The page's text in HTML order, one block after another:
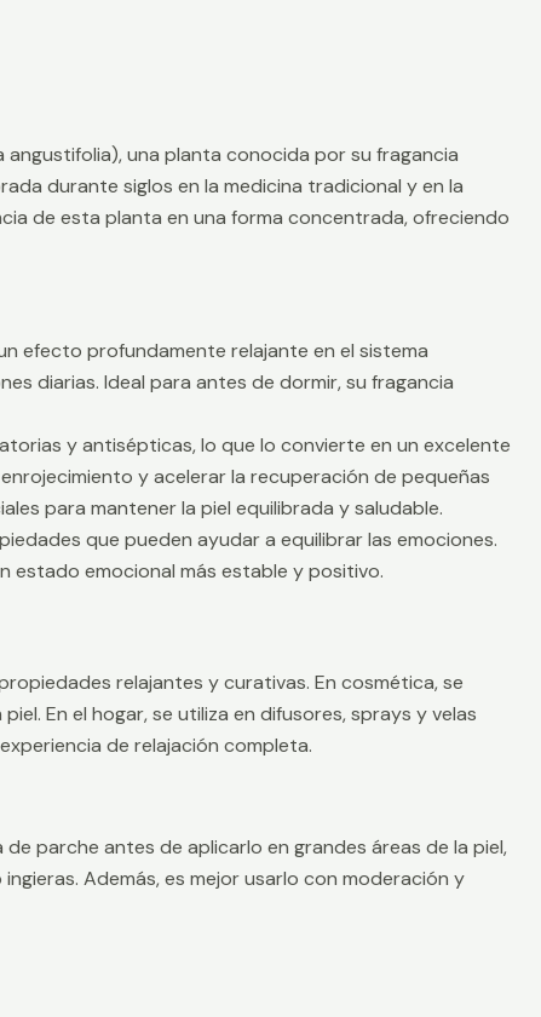
una planta conocida por su fragancia
durante siglos en la medicina tradicional y en la
de esta planta en una forma concentrada, ofreciendo
efecto profundamente relajante en el sistema
diarias. Ideal para antes de dormir, su fragancia
y antisépticas, lo que lo convierte en un excelente
y acelerar la recuperación de pequeñas
para mantener la piel equilibrada y saludable.
que pueden ayudar a equilibrar las emociones.
estado emocional más estable y positivo.
relajantes y curativas. En cosmética, se
En el hogar, se utiliza en difusores, sprays y velas
de relajación completa.
parche antes de aplicarlo en grandes áreas de la piel,
Además, es mejor usarlo con moderación y